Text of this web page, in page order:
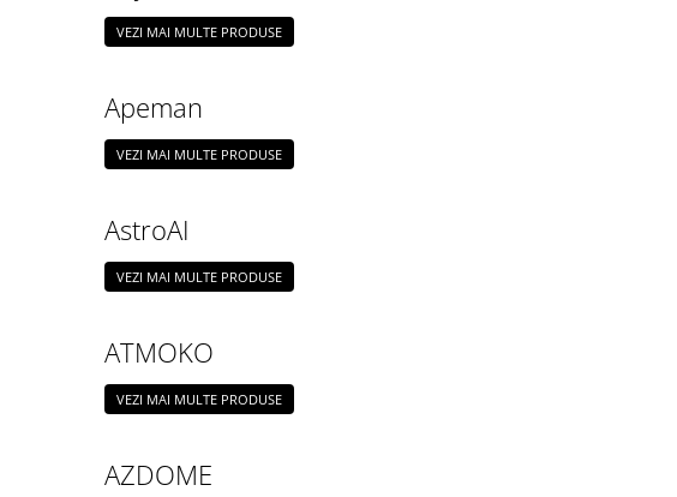
VEZI MAI MULTE PRODUSE
Apeman
VEZI MAI MULTE PRODUSE
AstroAI
VEZI MAI MULTE PRODUSE
ATMOKO
VEZI MAI MULTE PRODUSE
AZDOME